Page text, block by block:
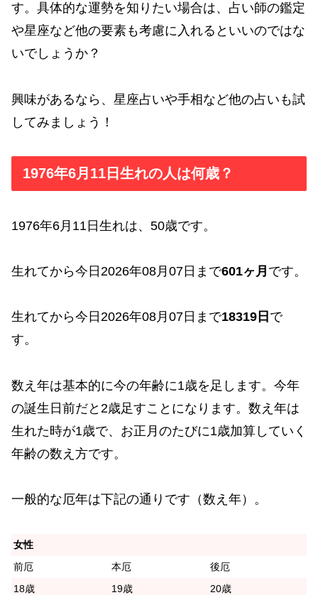
す。具体的な運勢を知りたい場合は、占い師の鑑定
や星座など他の要素も考慮に入れるといいのではな
いでしょうか？
興味があるなら、星座占いや手相など他の占いも試
してみましょう！
1976年6月11日生れの人は何歳？
1976年6月11日生れは、50歳です。
生れてから今日2026年08月07日まで601ヶ月 です。
生れてから今日2026年08月07日まで18319日 で
す。
数え年は基本的に今の年齢に1歳を足します。今年
の誕生日前だと2歳足すことになります。数え年は
生れた時が1歳で、お正月のたびに1歳加算していく
年齢の数え方です。
一般的な厄年は下記の通りです（数え年）。
女性
前厄
本厄
後厄
18歳
19歳
20歳